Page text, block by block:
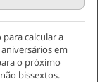
calcular a
em
o próximo
bissextos.